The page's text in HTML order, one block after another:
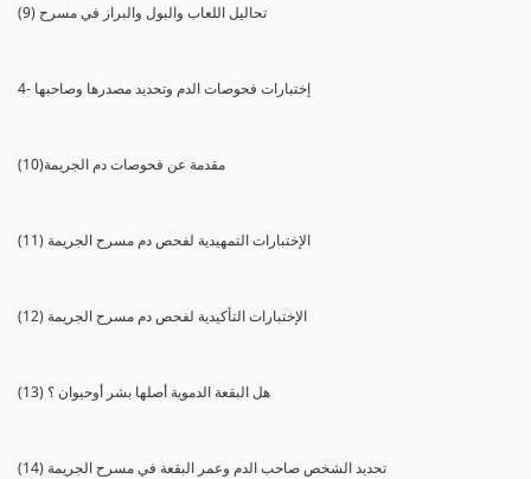
(9) تحاليل اللعاب والبول والبراز في مسرح
4- إختبارات فحوصات الدم وتحديد مصدرها وصاحبها
(10)مقدمة عن فحوصات دم الجريمة
(11) الإختبارات التمهيدية لفحص دم مسرح الجريمة
(12) الإختبارات التأكيدية لفحص دم مسرح الجريمة
(13) هل البقعة الدموية أصلها بشر أوحيوان ؟
(14) تحديد الشخص صاحب الدم وعمر البقعة في مسرح الجريمة